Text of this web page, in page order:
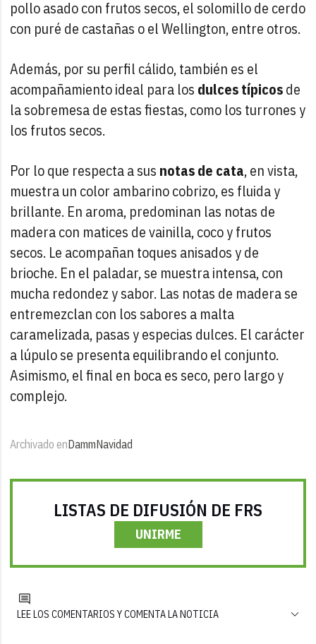
pollo asado con frutos secos, el solomillo de cerdo
con puré de castañas o el Wellington, entre otros.
Además, por su perfil cálido, también es el
acompañamiento ideal para los dulces típicosde
la sobremesa de estas fiestas, como los turrones y
los frutos secos.
Por lo que respecta a sus notas de cata, en vista,
muestra un color ambarino cobrizo, es fluida y
brillante. En aroma, predominan las notas de
madera con matices de vainilla, coco y frutos
secos. Le acompañan toques anisados y de
brioche. En el paladar, se muestra intensa, con
mucha redondez y sabor. Las notas de madera se
entremezclan con los sabores a malta
caramelizada, pasas y especias dulces. El carácter
a lúpulo se presenta equilibrando el conjunto.
Asimismo, el final en boca es seco, pero largo y
complejo.
Archivado enDammNavidad
LISTAS DE DIFUSIÓN DE FRS
UNIRME
LEE LOS COMENTARIOS Y COMENTA LA NOTICIA